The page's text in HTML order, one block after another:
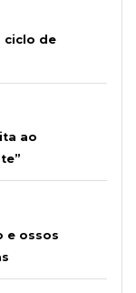
ciclo de
ao
e ossos